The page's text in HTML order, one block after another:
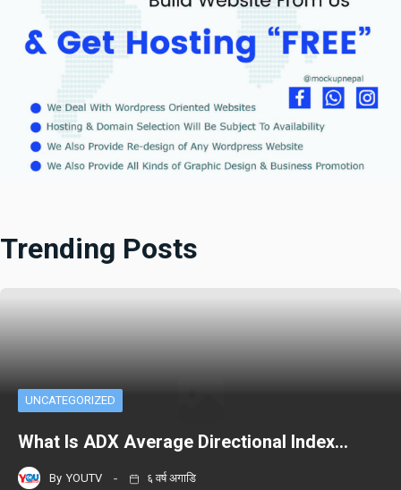
Trending Posts
UNCATEGORIZED
What Is ADX Average Directional Index…
By YOUTV ६ वर्ष अगाडि